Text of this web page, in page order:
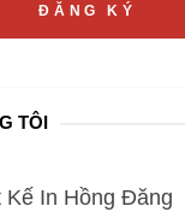
ĐĂNG KÝ
TÔI
Kế In Hồng Đăng